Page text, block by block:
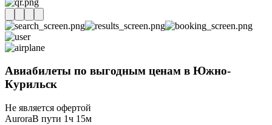
Авиабилеты по выгодным ценам в Южно-
Курильск
Не является офертой
AuroraВ пути 1ч 15м